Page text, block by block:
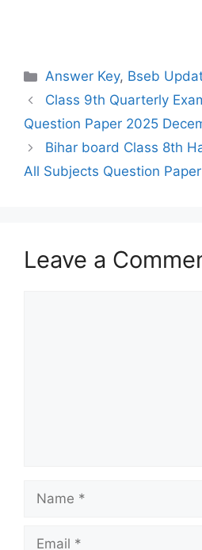
Categories
Answer Key, Bseb
Class 9th Quarterly
Question Paper 2025
Bihar board Class 8th
All Subjects Question
Leave a
Name
Email